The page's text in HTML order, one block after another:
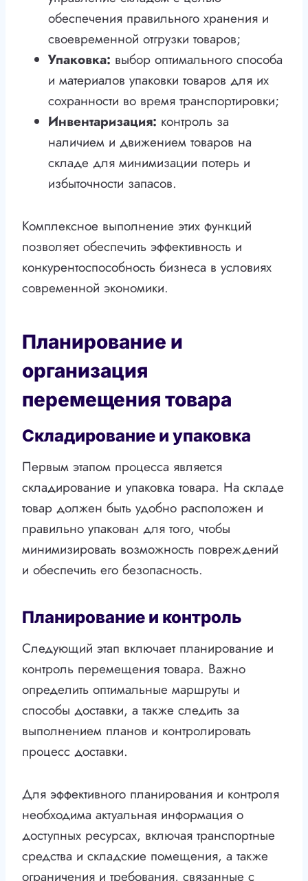
обеспечения правильного хранения и
своевременной отгрузки товаров;
Упаковка: выбор оптимального способа
и материалов упаковки товаров для их
сохранности во время транспортировки;
Инвентаризация: контроль за
наличием и движением товаров на
складе для минимизации потерь и
избыточности запасов.
Комплексное выполнение этих функций
позволяет обеспечить эффективность и
конкурентоспособность бизнеса в условиях
современной экономики.
Планирование и
организация
перемещения товара
Складирование и упаковка
Первым этапом процесса является
складирование и упаковка товара. На складе
товар должен быть удобно расположен и
правильно упакован для того, чтобы
минимизировать возможность повреждений
и обеспечить его безопасность.
Планирование и контроль
Следующий этап включает планирование и
контроль перемещения товара. Важно
определить оптимальные маршруты и
способы доставки, а также следить за
выполнением планов и контролировать
процесс доставки.
Для эффективного планирования и контроля
необходима актуальная информация о
доступных ресурсах, включая транспортные
средства и складские помещения, а также
ограничения и требования, связанные с